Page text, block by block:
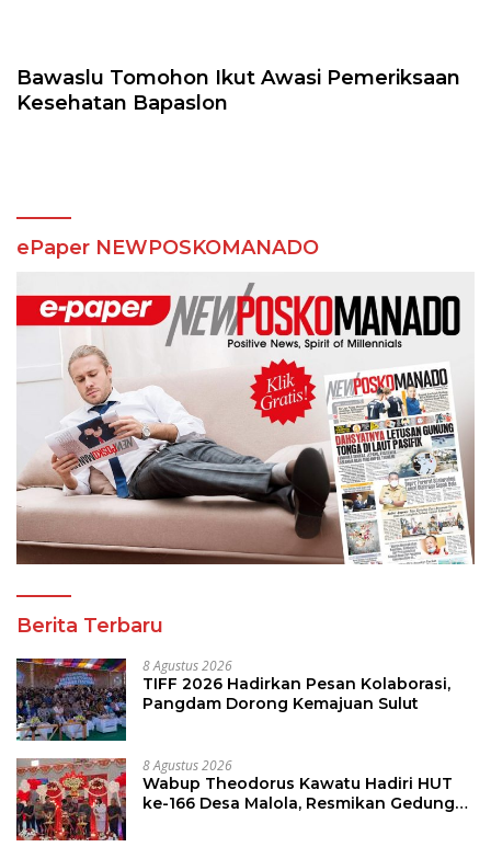
Bawaslu Tomohon Ikut Awasi Pemeriksaan
Kesehatan Bapaslon
ePaper NEWPOSKOMANADO
Berita Terbaru
8 Agustus 2026
TIFF 2026 Hadirkan Pesan Kolaborasi,
Pangdam Dorong Kemajuan Sulut
8 Agustus 2026
Wabup Theodorus Kawatu Hadiri HUT
ke-166 Desa Malola, Resmikan Gedung